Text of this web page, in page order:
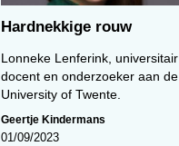
Hardnekkige rouw
Lonneke Lenferink, universitair
docent en onderzoeker aan de
University of Twente.
Geertje Kindermans
01/09/2023